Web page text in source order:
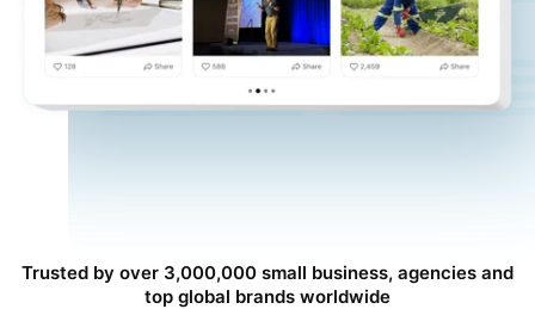
Trusted by over 3,000,000 small business, agencies and
top global brands worldwide